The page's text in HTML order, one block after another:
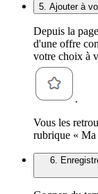
5. Ajouter à
Depuis la
d'une offre
votre choix à
.
Vous les
rubrique « Ma
6.